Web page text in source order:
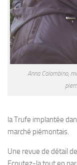
Anna Colombino,
la Trufe implantée
marché piémontais.
Une revue de détail